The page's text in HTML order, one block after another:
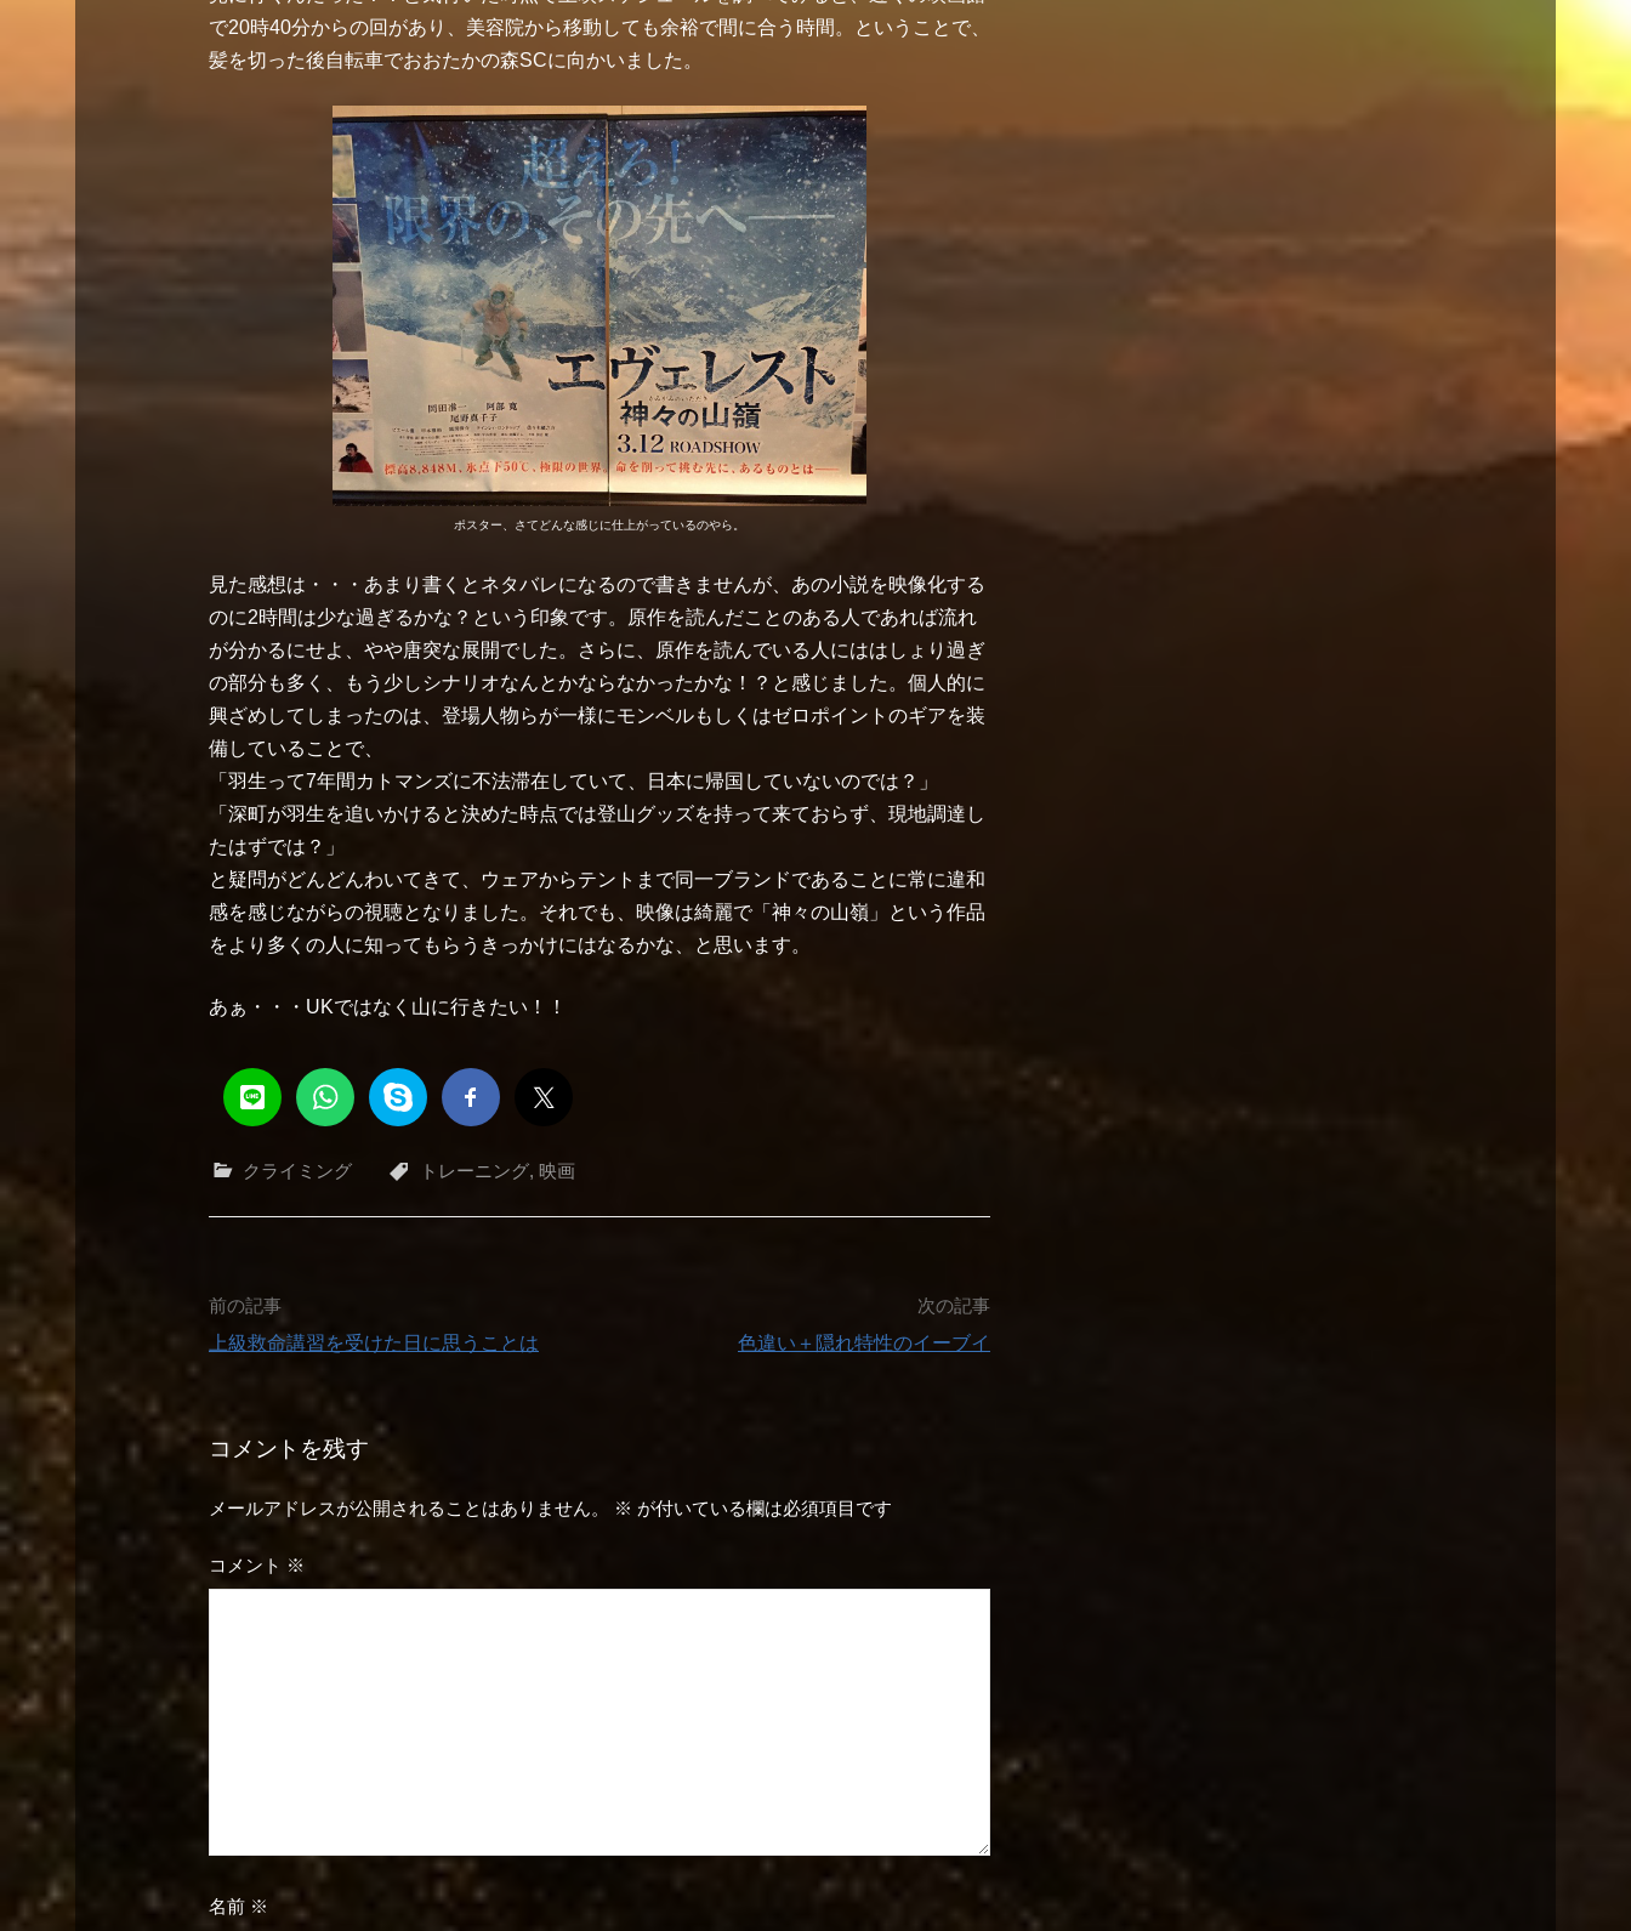
で20時40分からの回があり、美容院から移動しても余裕で間に合う時間。ということで、
髪を切った後自転車でおおたかの森SCに向かいました。
ポスター、さてどんな感じに仕上がっているのやら。
見た感想は・・・あまり書くとネタバレになるので書きませんが、あの小説を映像化する
のに2時間は少な過ぎるかな？という印象です。原作を読んだことのある人であれば流れ
が分かるにせよ、やや唐突な展開でした。さらに、原作を読んでいる人にははしょり過ぎ
の部分も多く、もう少しシナリオなんとかならなかったかな！？と感じました。個人的に
興ざめしてしまったのは、登場人物らが一様にモンベルもしくはゼロポイントのギアを装
備していることで、
「羽生って7年間カトマンズに不法滞在していて、日本に帰国していないのでは？」
「深町が羽生を追いかけると決めた時点では登山グッズを持って来ておらず、現地調達し
たはずでは？」
と疑問がどんどんわいてきて、ウェアからテントまで同一ブランドであることに常に違和
感を感じながらの視聴となりました。それでも、映像は綺麗で「神々の山嶺」という作品
をより多くの人に知ってもらうきっかけにはなるかな、と思います。
あぁ・・・UKではなく山に行きたい！！
クライミング トレーニング, 映画
投
稿
ナ
ゲ
ー
前の記事
上級救命講習を受けた日に思うことは
次の記事
色違い＋隠れ特性のイーブイ
コメントを残す
メールアドレスが公開されることはありません。 ※ が付いている欄は必須項目です
コメント ※
名前 ※